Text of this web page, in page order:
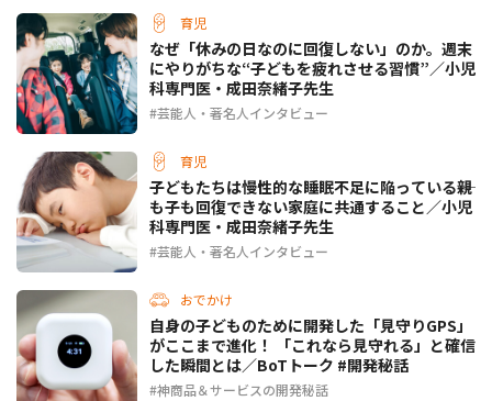
育児
なぜ「休みの日なのに回復しない」のか。週末
にやりがちな“子どもを疲れさせる習慣”／小児
科専門医・成田奈緒子先生
芸能人・著名人インタビュー
育児
子どもたちは慢性的な睡眠不足に陥っている――親
も子も回復できない家庭に共通すること／小児
科専門医・成田奈緒子先生
芸能人・著名人インタビュー
おでかけ
自身の子どものために開発した「見守りGPS」
がここまで進化！ 「これなら見守れる」と確信
した瞬間とは／BoTトーク #開発秘話
神商品＆サービスの開発秘話